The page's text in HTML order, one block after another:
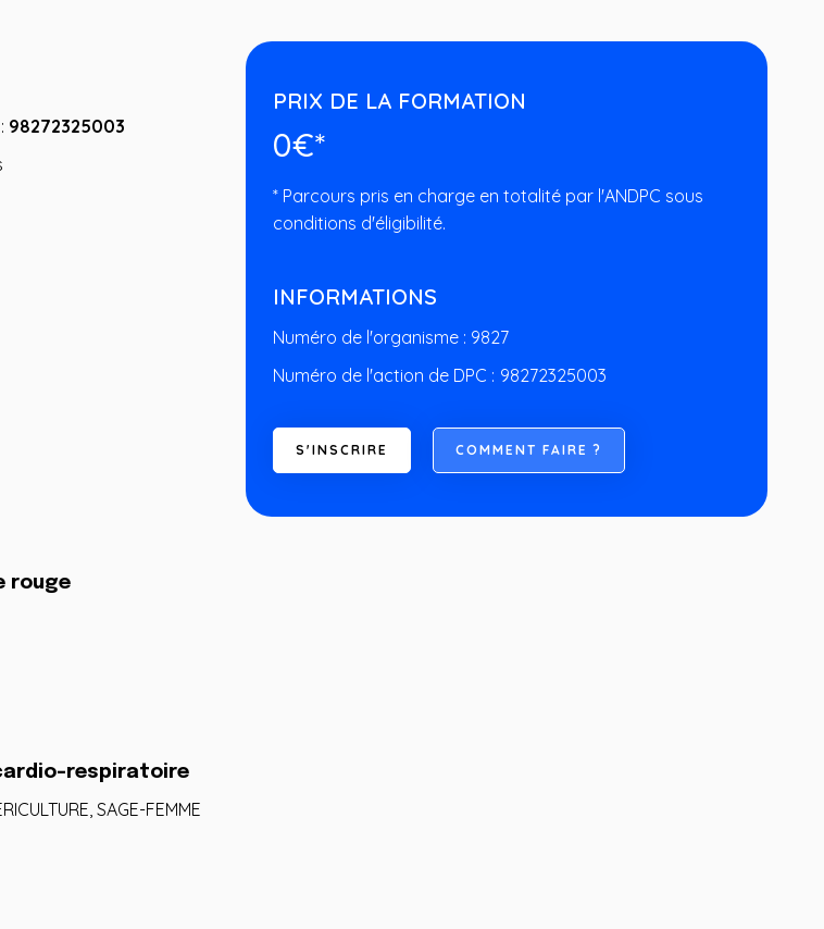
98272325003
rouge
respiratoire
SAGE-FEMME
PRIX DE LA FORMATION
0€*
* Parcours pris en charge en totalité par l'ANDPC sous
conditions d'éligibilité.
INFORMATIONS
Numéro de l'organisme : 9827
Numéro de l'action de DPC : 98272325003
S ' INS CRIRE C O MME NT FAIRE ?